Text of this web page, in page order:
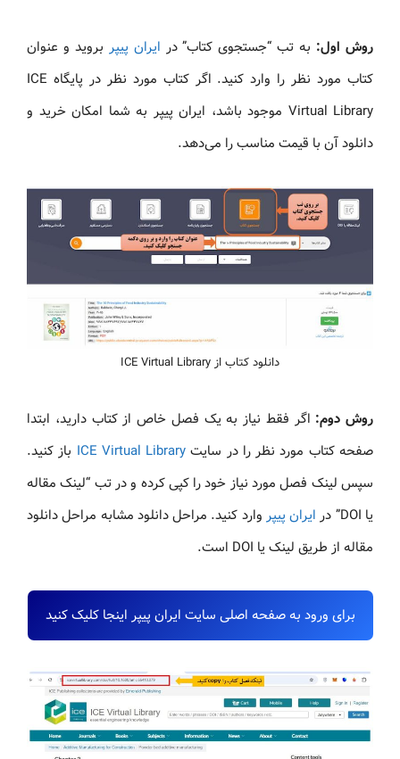
روش اول: به تب “جستجوی کتاب” در ایران پیپر بروید و عنوان
کتاب مورد نظر را وارد کنید. اگر کتاب مورد نظر در پایگاه ICE
Virtual Library موجود باشد، ایران پیپر به شما امکان خرید و
دانلود آن با قیمت مناسب را می‌دهد.
دانلود کتاب از ICE Virtual Library
روش دوم: اگر فقط نیاز به یک فصل خاص از کتاب دارید، ابتدا
صفحه کتاب مورد نظر را در سایت ICE Virtual Library باز کنید.
سپس لینک فصل مورد نیاز خود را کپی کرده و در تب “لینک مقاله
یا DOI” در
ایران پیپر وارد کنید. مراحل دانلود مشابه مراحل دانلود
مقاله از طریق لینک یا DOI است.
برای ورود به صفحه اصلی سایت ایران پیپر اینجا کلیک کنید